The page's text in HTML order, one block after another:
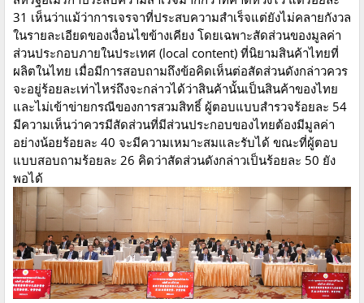
31 เห็นว่าแม้ว่าการเจรจาที่ประสบความสำเร็จแต่ยังไม่คลายกังวล
ในรายละเอียดของเงื่อนไขข้างเคียง โดยเฉพาะสัดส่วนของมูลค่า
ส่วนประกอบภายในประเทศ (local content) ที่นิยามสินค้าไทยที่
ผลิตในไทย เมื่อมีการสอบถามถึงข้อคิดเห็นต่อสัดส่วนดังกล่าวควร
จะอยู่ร้อยละเท่าไหร่ถึงจะกล่าวได้ว่าสินค้านั้นเป็นสินค้าของไทย
และไม่เข้าข่ายกรณีของการสวมสิทธิ์ ผู้ตอบแบบสำรวจร้อยละ 54
มีความเห็นว่าควรมีสัดส่วนที่มีส่วนประกอบของไทยต้องมีมูลค่า
อย่างน้อยร้อยละ 40 จะมีความเหมาะสมและรับได้ ขณะที่ผู้ตอบ
แบบสอบถามร้อยละ 26 คิดว่าสัดส่วนดังกล่าวเป็นร้อยละ 50 ยัง
พอได้